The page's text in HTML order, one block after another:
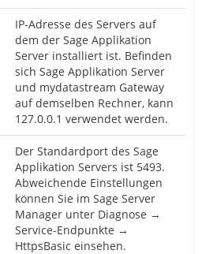
IP-Adresse des Servers auf
dem der Sage Applikation
Server installiert ist. Befinden
sich Sage Applikation Server
und mydatastream Gateway
auf demselben Rechner, kann
127.0.0.1 verwendet werden.
Der Standardport des Sage
Applikation Servers ist 5493.
Abweichende Einstellungen
können Sie im Sage Server
Manager unter Diagnose →
Service-Endpunkte →
HttpsBasic einsehen.